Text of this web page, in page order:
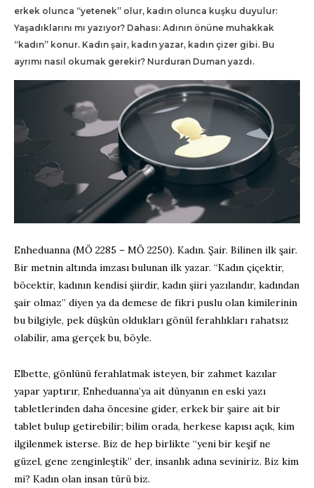
erkek olunca “yetenek” olur, kadın olunca kuşku duyulur:
Yaşadıklarını mı yazıyor? Dahası: Adının önüne muhakkak
“kadın” konur. Kadın şair, kadın yazar, kadın çizer gibi. Bu
ayrımı nasıl okumak gerekir? Nurduran Duman yazdı.
Enheduanna (MÖ 2285 – MÖ 2250). Kadın. Şair. Bilinen ilk şair.
Bir metnin altında imzası bulunan ilk yazar. “Kadın çiçektir,
böcektir, kadının kendisi şiirdir, kadın şiiri yazılandır, kadından
şair olmaz” diyen ya da demese de fikri puslu olan kimilerinin
bu bilgiyle, pek düşkün oldukları gönül ferahlıkları rahatsız
olabilir, ama gerçek bu, böyle.
Elbette, gönlünü ferahlatmak isteyen, bir zahmet kazılar
yapar yaptırır, Enheduanna’ya ait dünyanın en eski yazı
tabletlerinden daha öncesine gider, erkek bir şaire ait bir
tablet bulup getirebilir; bilim orada, herkese kapısı açık, kim
ilgilenmek isterse. Biz de hep birlikte “yeni bir keşif ne
güzel, gene zenginleştik” der, insanlık adına seviniriz. Biz kim
mi? Kadın olan insan türü biz.